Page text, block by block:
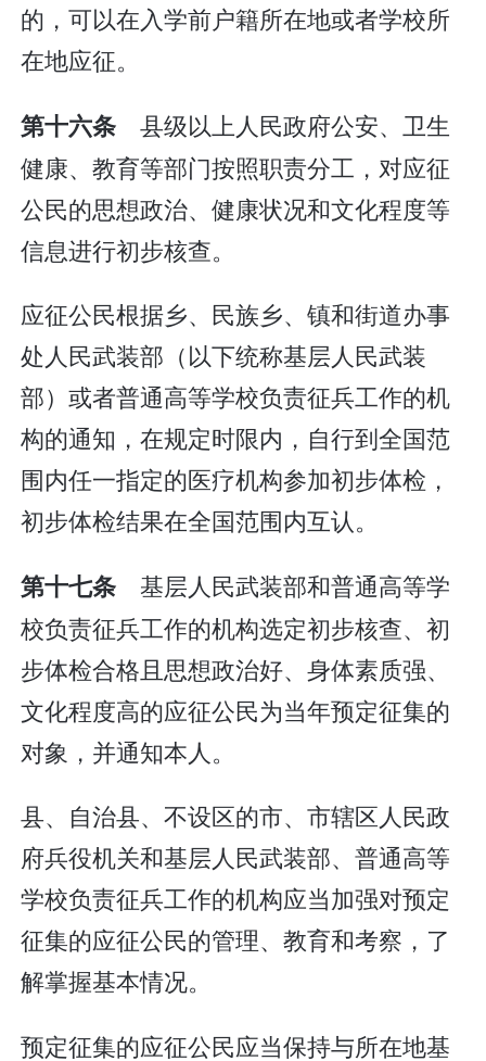
的，可以在入学前户籍所在地或者学校所
在地应征。
第十六条 县级以上人民政府公安、卫生
健康、教育等部门按照职责分工，对应征
公民的思想政治、健康状况和文化程度等
信息进行初步核查。
应征公民根据乡、民族乡、镇和街道办事
处人民武装部（以下统称基层人民武装
部）或者普通高等学校负责征兵工作的机
构的通知，在规定时限内，自行到全国范
围内任一指定的医疗机构参加初步体检，
初步体检结果在全国范围内互认。
第十七条 基层人民武装部和普通高等学
校负责征兵工作的机构选定初步核查、初
步体检合格且思想政治好、身体素质强、
文化程度高的应征公民为当年预定征集的
对象，并通知本人。
县、自治县、不设区的市、市辖区人民政
府兵役机关和基层人民武装部、普通高等
学校负责征兵工作的机构应当加强对预定
征集的应征公民的管理、教育和考察，了
解掌握基本情况。
预定征集的应征公民应当保持与所在地基